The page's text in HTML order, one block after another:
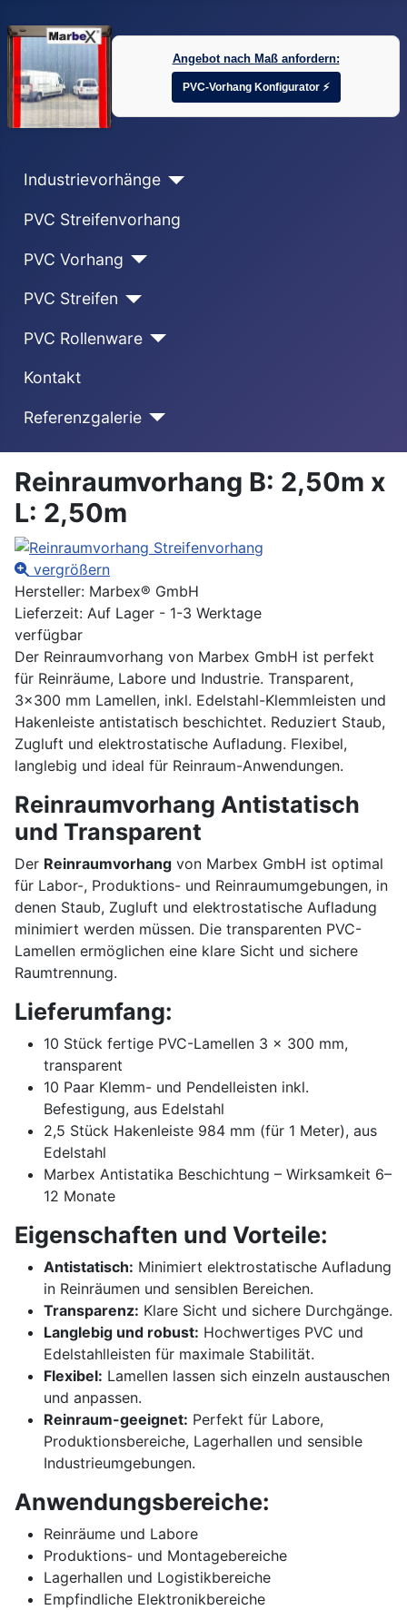
Angebot nach Maß anfordern:
PVC-Vorhang Konfigurator ⚡
Industrievorhänge
PVC Streifenvorhang
PVC Vorhang
PVC Streifen
PVC Rollenware
Kontakt
Referenzgalerie
Reinraumvorhang B: 2,50m x
L: 2,50m
vergrößern
Hersteller: Marbex® GmbH
Lieferzeit: Auf Lager - 1-3 Werktage
verfügbar
Der Reinraumvorhang von Marbex GmbH ist perfekt
für Reinräume, Labore und Industrie. Transparent,
3x300 mm Lamellen, inkl. Edelstahl-Klemmleisten und
Hakenleiste antistatisch beschichtet. Reduziert Staub,
Zugluft und elektrostatische Aufladung. Flexibel,
langlebig und ideal für Reinraum-Anwendungen.
Reinraumvorhang Antistatisch
und Transparent
Der Reinraumvorhang von Marbex GmbH ist optimal
für Labor-, Produktions- und Reinraumumgebungen, in
denen Staub, Zugluft und elektrostatische Aufladung
minimiert werden müssen. Die transparenten PVC-
Lamellen ermöglichen eine klare Sicht und sichere
Raumtrennung.
Lieferumfang:
10 Stück fertige PVC-Lamellen 3 × 300 mm,
transparent
10 Paar Klemm- und Pendelleisten inkl.
Befestigung, aus Edelstahl
2,5 Stück Hakenleiste 984 mm (für 1 Meter), aus
Edelstahl
Marbex Antistatika Beschichtung – Wirksamkeit 6–
12 Monate
Eigenschaften und Vorteile:
Antistatisch: Minimiert elektrostatische Aufladung
in Reinräumen und sensiblen Bereichen.
Transparenz: Klare Sicht und sichere Durchgänge.
Langlebig und robust: Hochwertiges PVC und
Edelstahlleisten für maximale Stabilität.
Flexibel: Lamellen lassen sich einzeln austauschen
und anpassen.
Reinraum-geeignet: Perfekt für Labore,
Produktionsbereiche, Lagerhallen und sensible
Industrieumgebungen.
Anwendungsbereiche:
Reinräume und Labore
Produktions- und Montagebereiche
Lagerhallen und Logistikbereiche
Empfindliche Elektronikbereiche